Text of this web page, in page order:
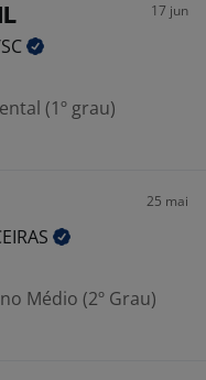
17 jun
(1º grau)
25 mai
Médio (2º Grau)